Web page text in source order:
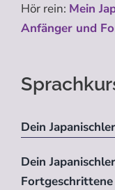
Hör rein: Mein
Anfänger und
Dein
Dein
Fortgeschrittene